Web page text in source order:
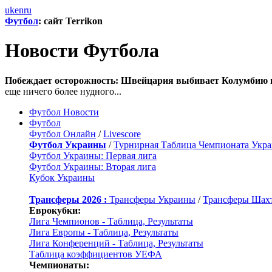
ukenru
Футбол: сайт Terrikon
Новости Футбола
Побеждает осторожность: Швейцария выбивает Колумбию
еще ничего более нудного...
Футбол Новости
Футбол
Футбол Онлайн /Livescore
Футбол Украины /Турнирная Таблица Чемпионата
Футбол Украины: Первая лига
Футбол Украины: Вторая лига
Кубок Украины
Трансферы 2026 : Трансферы Украины /Трансферы
Еврокубки:
Лига Чемпионов - Таблица, Результаты
Лига Европы - Таблица, Результаты
Лига Конференций - Таблица, Результаты
Таблица коэффициентов УЕФА
Чемпионаты: